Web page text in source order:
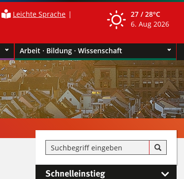
Leichte Sprache 27 / 28°C
6. Aug 2026
Arbeit · Bildung · Wissenschaft
Schnelleinstieg